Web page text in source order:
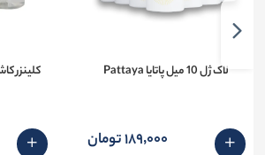
لاک ژل 10 میل پاتایا Pattaya
189٬000 تومان